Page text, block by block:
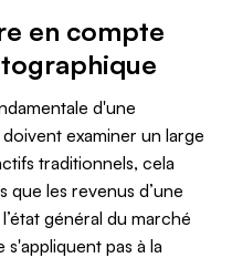
en compte
d'une
examiner un large
traditionnels, cela
que les revenus d’une
général du marché
pas à la